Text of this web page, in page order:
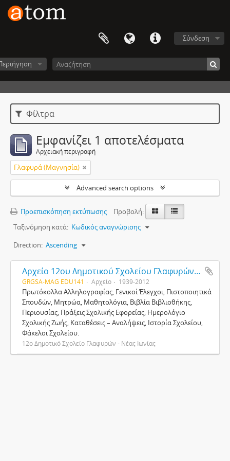
Σύνδεση
Φίλτρα
Εμφανίζει 1 αποτελέσματα
Αρχειακή περιγραφή
Γλαφυρά (Μαγνησία)
Advanced search options
Προεπισκόπηση εκτύπωσης
Προβολή:
Ταξινόμηση κατά: Κωδικός αναγνώρισης
Direction: Ascending
Αρχείο 12ου Δημοτικού Σχολείου Γλαφυρών - Νέας Ιωνίας
GRGSA-MAG EDU141 Αρχείο 1939-2012
Πρωτόκολλα Αλληλογραφίας, Γενικοί Έλεγχοι, Πιστοποιητικά
Σπουδών, Μητρώα, Μαθητολόγια, Βιβλία Βιβλιοθήκης,
Περιουσίας, Πράξεις Σχολικής Εφορείας, Ημερολόγιο
Σχολικής Ζωής, Καταθέσεις – Αναλήψεις, Ιστορία Σχολείου,
Φάκελοι Σχολείου.
12ο Δημοτικό Σχολείο Γλαφυρών - Νέας Ιωνίας